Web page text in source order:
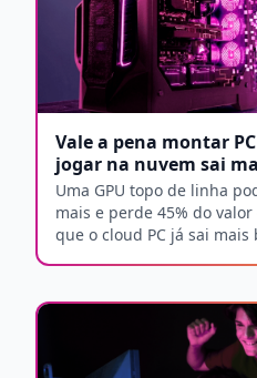
Vale a pena montar
jogar na nuvem sai
Uma GPU topo de linha
mais e perde 45% do
que o cloud PC já sai